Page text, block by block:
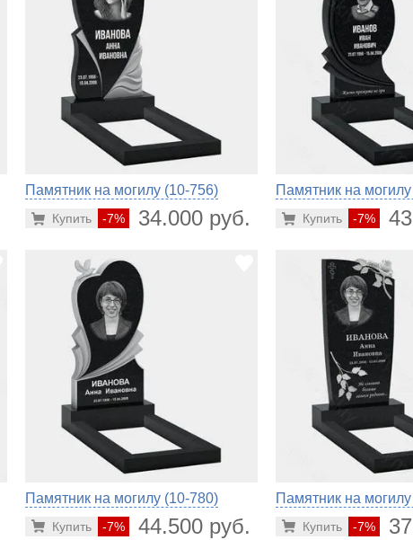
Памятник на могилу (10-756)
-7% 34.000 руб.
Купить
Памятник на
-7%
Купить
Памятник на могилу (10-780)
-7% 44.500 руб.
Купить
Памятник на
-7%
Купить